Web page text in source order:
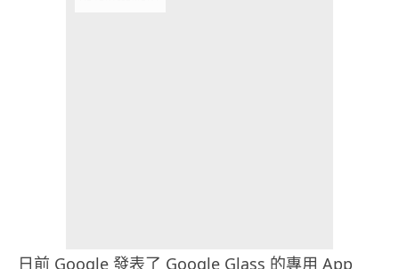
日前 Google 發表了 Google Glass 的專用 App